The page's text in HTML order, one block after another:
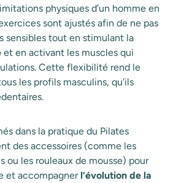
physiques d’un homme en
sont ajustés afin de ne pas
sensibles tout en stimulant la
et en activant les muscles qui
Cette flexibilité rend le
les profils masculins, qu'ils
dans la pratique du Pilates
des accessoires (comme les
ou les rouleaux de mousse) pour
et accompagner l’évolution de la